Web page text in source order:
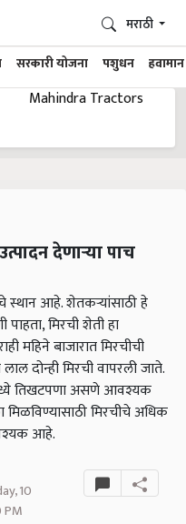
सरकारी योजना पशुधन हवामान
मराठी
देणाऱ्या पाच
स्थान आहे. शेतकऱ्यांसाठी हे
मिरची शेती हा
महिने बाजारात मिरचीची
दोन्ही मिरची वापरली जाते.
तिखटपणा असणे आवश्यक
मिरचीचे अधिक
आहे.
10